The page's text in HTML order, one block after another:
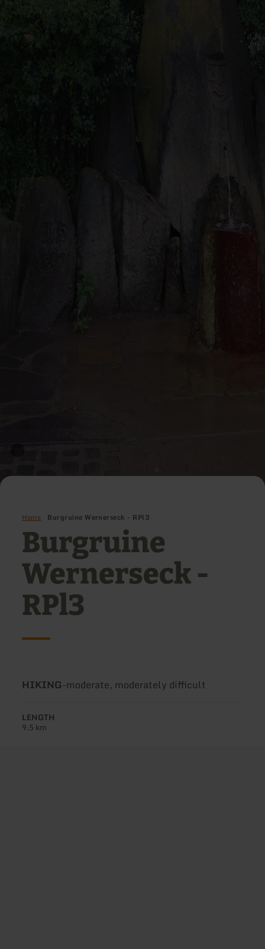
Home Burgruine Wernerseck - RPl3
Burgruine
Wernerseck -
RPl3
Type
tour:
HIKING-Difficulty:
moderate, moderately difficult
LENGTH
9.5 km